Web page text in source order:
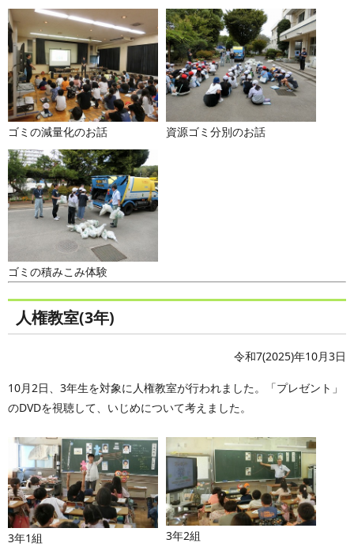
ゴミの減量化のお話 資源ゴミ分別のお話
ゴミの積みこみ体験
人権教室(3年)
令和7(2025)年10月3日
10月2日、3年生を対象に人権教室が行われました。「プレゼント」
のDVDを視聴して、いじめについて考えました。
3年1組 3年2組